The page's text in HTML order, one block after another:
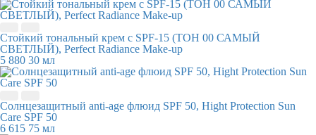
Стойкий тональный крем с SPF-15 (ТОН 00 САМЫЙ
СВЕТЛЫЙ), Perfect Radiance Make-up
5 880 30 мл
Солнцезащитный anti-age флюид SPF 50, Hight Protection Sun
Care SPF 50
6 615 75 мл